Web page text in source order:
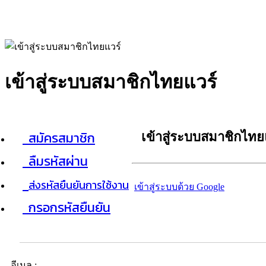
เข้าสู่ระบบสมาชิกไทยแวร์
สมัครสมาชิก
ลืมรหัสผ่าน
ส่งรหัสยืนยันการใช้งาน
กรอกรหัสยืนยัน
เข้าสู่ระบบสมาชิกไท
เข้าสู่ระบบด้วย Google